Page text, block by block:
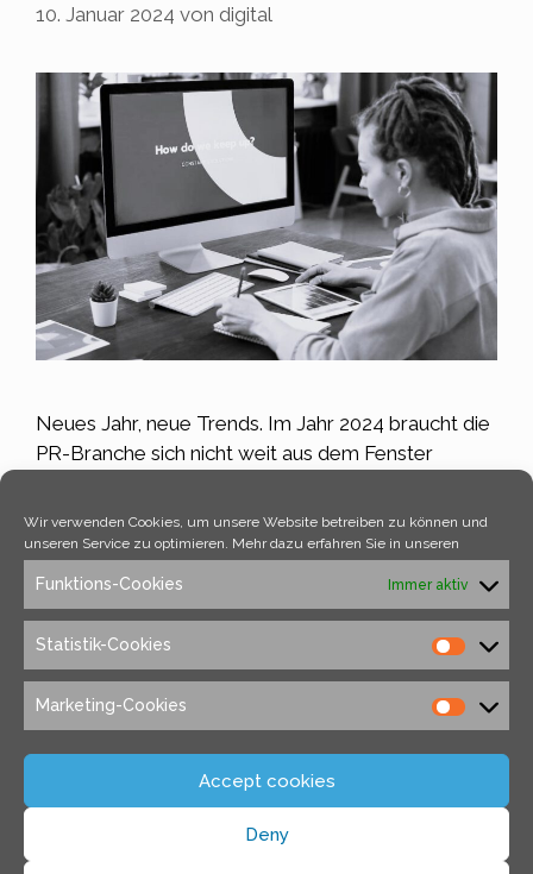
Wir verwenden Cookies, um unsere Website betreiben zu können und
unseren Service zu optimieren. Mehr dazu erfahren Sie in unseren
Funktions-Cookies Immer aktiv
Statistik-Cookies
Marketing-Cookies
Accept cookies
Deny
10. Januar 2024 von digital
Neues Jahr, neue Trends. Im Jahr 2024 braucht die
PR-Branche sich nicht weit aus dem Fenster
Themen, die im Jahr 2023 bereits heiß diskutiert
wurden, wie beispielsweise KI oder Data-Driven
PR sind auch im neuen Jahr weiterhin relevante
sind im Jahr …
Kategorien
Allgemein
Schlagwörter
mikro influencer,PR-Branche
media plattform